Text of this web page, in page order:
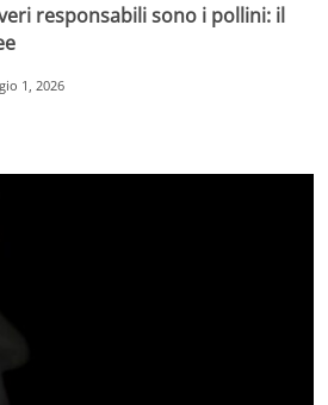
responsabili sono i pollini: il
1, 2026